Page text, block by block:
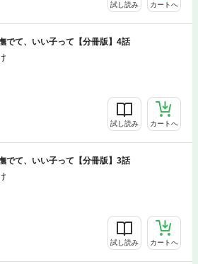
試し読み カートへ
でて、いい子って【分冊版】4話
試し読み カートへ
でて、いい子って【分冊版】3話
試し読み カートへ